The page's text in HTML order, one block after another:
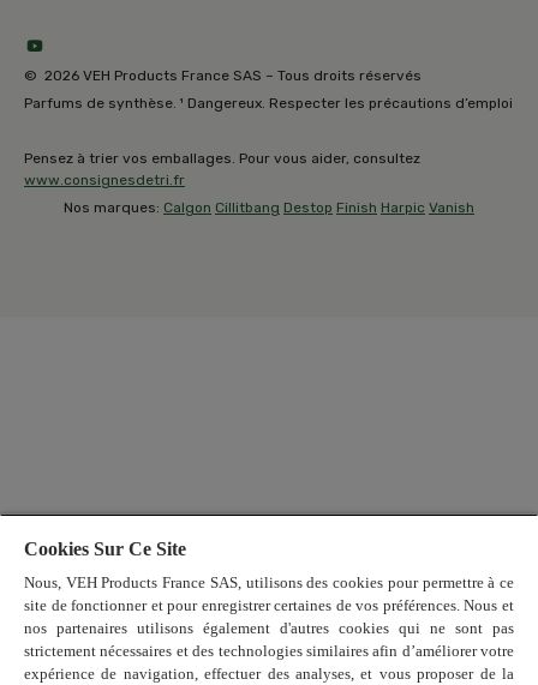
© 2026 VEH Products France SAS – Tous droits réservés
Parfums de synthèse. ¹ Dangereux. Respecter les précautions d’emploi
Pensez à trier vos emballages. Pour vous aider, consultez
www.consignesdetri.fr
Nos marques: Calgon Cillitbang Destop Finish Harpic Vanish
Cookies Sur Ce Site
Nous, VEH Products France SAS, utilisons des cookies pour permettre à ce
site de fonctionner et pour enregistrer certaines de vos préférences. Nous et
nos partenaires utilisons également d'autres cookies qui ne sont pas
strictement nécessaires et des technologies similaires afin d’améliorer votre
expérience de navigation, effectuer des analyses, et vous proposer de la